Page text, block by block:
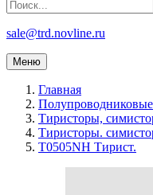
sale@trd.novline.ru
Меню
Главная
Тиристоры,
Тиристоры.
T0505NH Тирист.